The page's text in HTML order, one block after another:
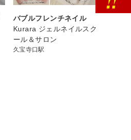
バブルフレンチネイル
Kurara ジェルネイルスク
ール＆サロン
久宝寺口駅